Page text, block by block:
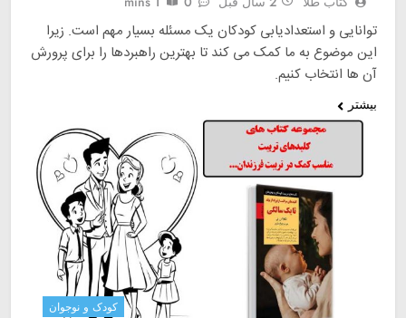
توانایی و استعدادیابی کودکان یک مسئله بسیار مهم است. زیرا
این موضوع به ما کمک می‌ کند تا بهترین راهبردها را برای پرورش
آن ها انتخاب کنیم.
بیشتر
کودک و نوجوان